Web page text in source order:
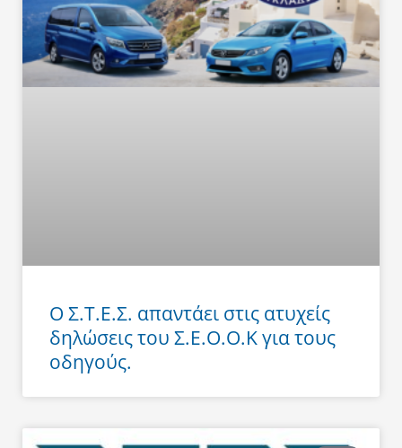
Ο Σ.Τ.Ε.Σ. απαντάει στις ατυχείς
δηλώσεις του Σ.Ε.Ο.Ο.Κ για τους
οδηγούς.